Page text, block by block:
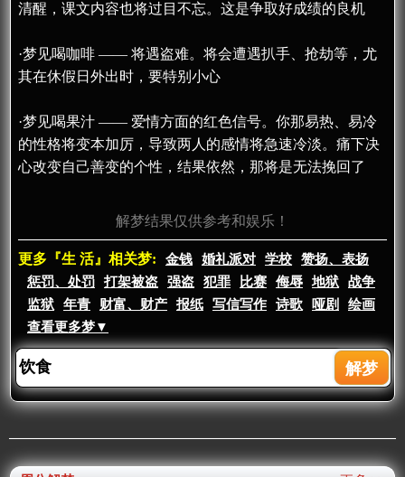
清醒，课文内容也将过目不忘。这是争取好成绩的良机
·梦见喝咖啡 —— 将遇盗难。将会遭遇扒手、抢劫等，尤
其在休假日外出时，要特别小心
·梦见喝果汁 —— 爱情方面的红色信号。你那易热、易冷
的性格将变本加厉，导致两人的感情将急速冷淡。痛下决
心改变自己善变的个性，结果依然，那将是无法挽回了
解梦结果仅供参考和娱乐！
更多『生 活』相关梦: 金钱 婚礼派对 学校
赞扬、表扬
惩罚、处罚
打架被盗 强盗 犯罪 比赛 侮辱 地狱
战争
监狱
年青 财富、财产 报纸 写信写作 诗歌 哑剧
绘画
查看更多梦▼